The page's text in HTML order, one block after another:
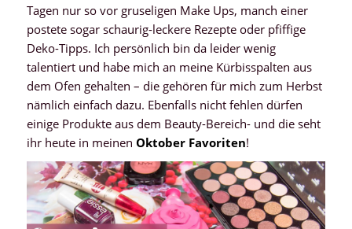
Tagen nur so vor gruseligen Make Ups, manch einer
postete sogar schaurig-leckere Rezepte oder pfiffige
Deko-Tipps. Ich persönlich bin da leider wenig
talentiert und habe mich an meine Kürbisspalten aus
dem Ofen gehalten – die gehören für mich zum Herbst
nämlich einfach dazu. Ebenfalls nicht fehlen dürfen
einige Produkte aus dem Beauty-Bereich- und die seht
ihr heute in meinen Oktober Favoriten!